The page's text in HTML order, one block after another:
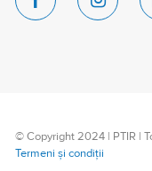
© Copyright 2024 | PTIR |
Termeni și condiții